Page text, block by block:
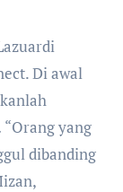
Di awal
“Orang yang
dibanding